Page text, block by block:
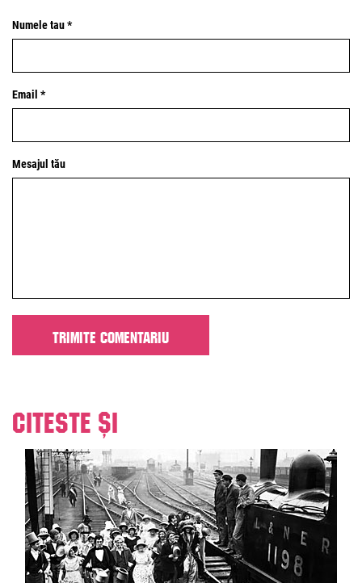
Numele tau *
Email *
Mesajul tău
Citeste și